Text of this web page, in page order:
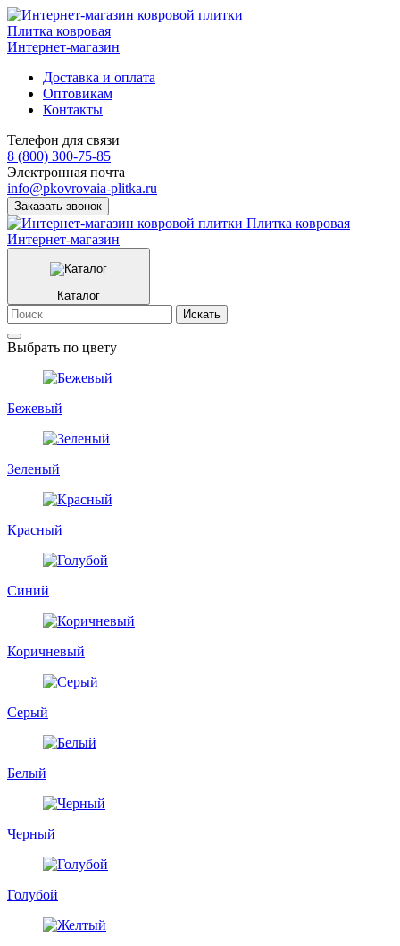
Плитка ковровая
Интернет-магазин
Доставка и оплата
Оптовикам
Контакты
Телефон для связи
8 (800) 300-75-85
Электронная почта
info@pkovrovaia-plitka.ru
Заказать звонок
Плитка ковровая
Интернет-магазин
Каталог
Искать
Выбрать по цвету
Бежевый
Зеленый
Красный
Синий
Коричневый
Серый
Белый
Черный
Голубой